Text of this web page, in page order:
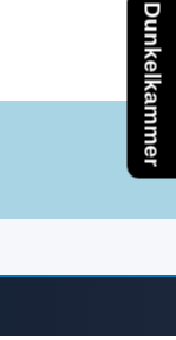
Dunkelkammer